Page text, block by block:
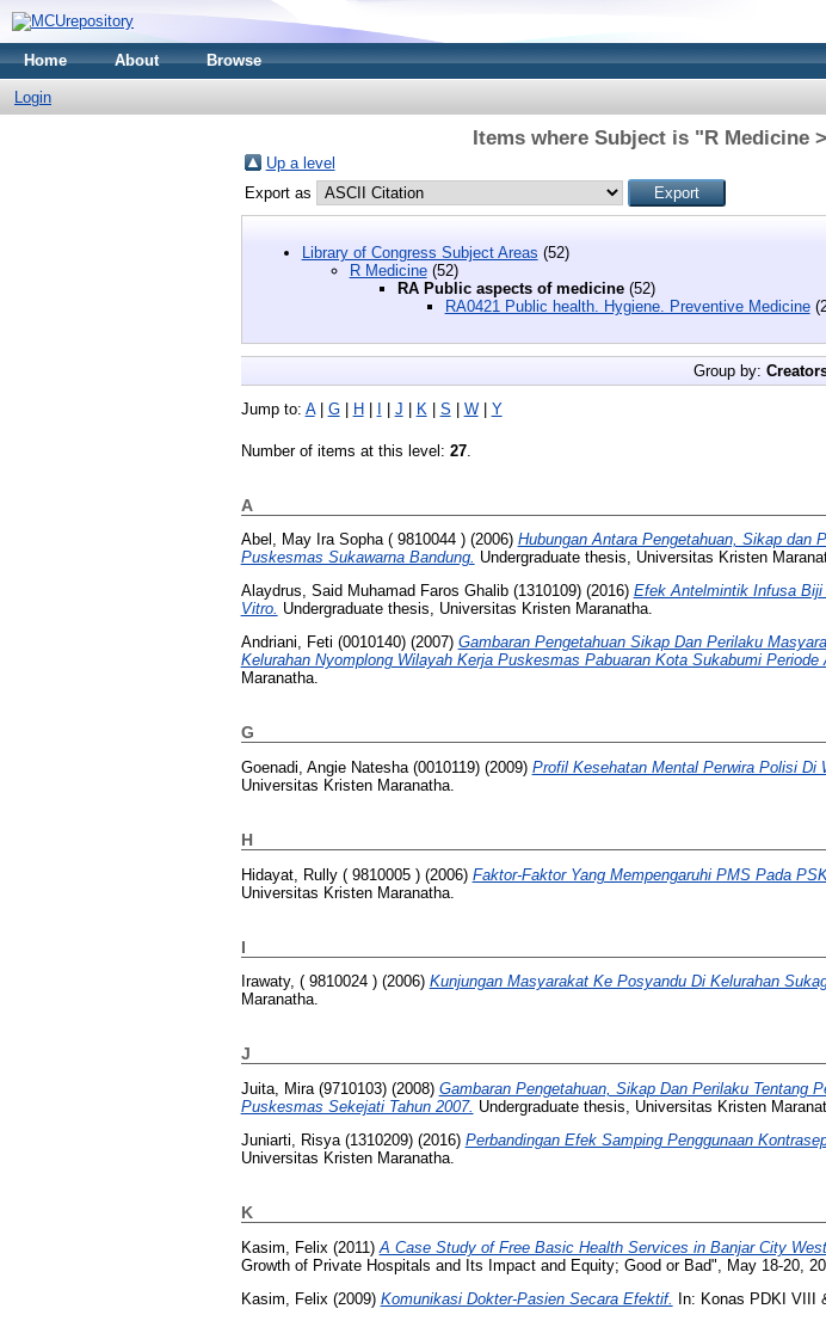
Home About Browse
Login
Items where Subject is "R Medicine
Up a level
Export as
Library of Congress Subject Areas (52)
R Medicine(52)
RA Public aspects of medicine(52)
RA0421 Public health. Hygiene. Preventive Medicine
Group by:
Jump to: A| G| H| I | J | K | S | W| Y
Number of items at this level: 27.
A
Abel, May Ira Sopha ( 9810044 )(2006) Hubungan Antara Pengetahuan, Sikap dan
Puskesmas Sukawarna Bandung. Undergraduate thesis, Universitas Kristen
Alaydrus, Said Muhamad Faros Ghalib (1310109)(2016) Efek Antelmintik Infusa Biji
Vitro. Undergraduate thesis, Universitas Kristen Maranatha.
Andriani, Feti (0010140)(2007) Gambaran Pengetahuan Sikap Dan Perilaku
Kelurahan Nyomplong Wilayah Kerja Puskesmas Pabuaran Kota Sukabumi Periode
Maranatha.
G
Goenadi, Angie Natesha (0010119)(2009) Profil Kesehatan Mental Perwira Polisi Di
Universitas Kristen Maranatha.
H
Hidayat, Rully ( 9810005 )(2006) Faktor-Faktor Yang Mempengaruhi PMS Pada
Universitas Kristen Maranatha.
I
Irawaty, ( 9810024 )(2006) Kunjungan Masyarakat Ke Posyandu Di Kelurahan
Maranatha.
J
Juita, Mira (9710103)(2008) Gambaran Pengetahuan, Sikap Dan Perilaku Tentang
Puskesmas Sekejati Tahun 2007. Undergraduate thesis, Universitas Kristen
Juniarti, Risya (1310209)(2016) Perbandingan Efek Samping Penggunaan
Universitas Kristen Maranatha.
K
Kasim, Felix (2011) A Case Study of Free Basic Health Services in Banjar City
Growth of Private Hospitals and Its Impact and Equity; Good or Bad", May 18-20,
Kasim, Felix (2009) Komunikasi Dokter-Pasien Secara Efektif. In: Konas PDKI VIII